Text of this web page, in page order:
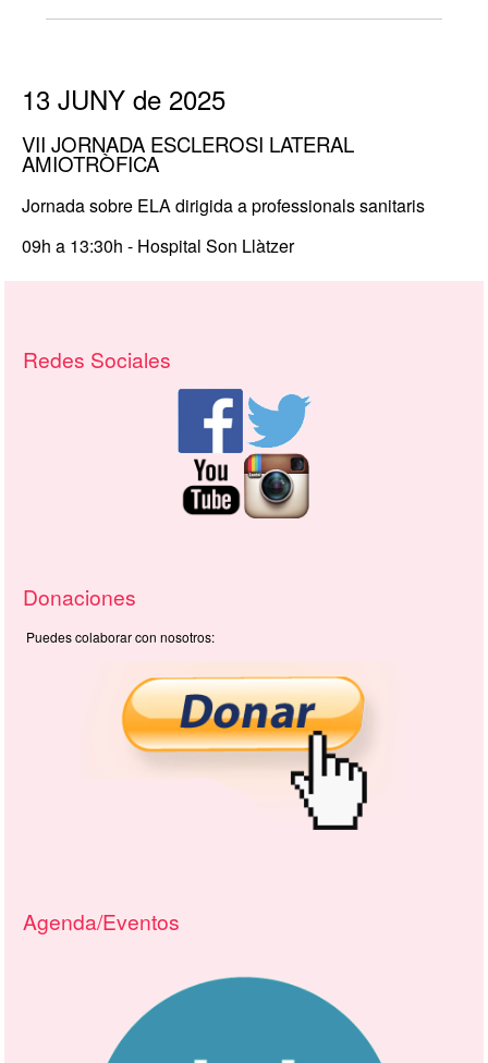
13 JUNY de 2025
VII JORNADA ESCLEROSI LATERAL
AMIOTRÒFICA
Jornada sobre ELA dirigida a professionals sanitaris
09h a 13:30h - Hospital Son Llàtzer
Redes Sociales
Donaciones
Puedes colaborar con nosotros:
Agenda/Eventos